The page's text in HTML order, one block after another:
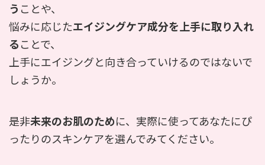
う ことや、
悩みに応じたエイジングケア成分を上手に取り入れ
ることで、
上手にエイジングと向き合っていけるのではないで
しょうか。
是非未来のお肌のために、実際に使ってあなたにぴ
ったりのスキンケアを選んでみてください。